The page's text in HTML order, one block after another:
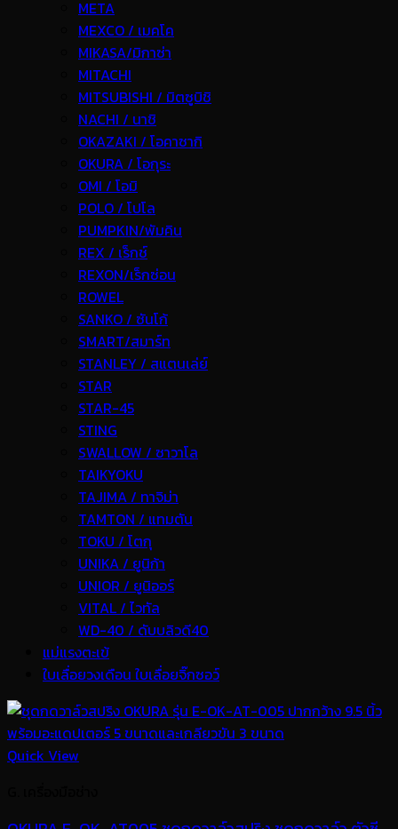
META
MEXCO / เมคโค
MIKASA/มิกาซ่า
MITACHI
MITSUBISHI / มิตซูบิชิ
NACHI / นาชิ
OKAZAKI / โอคาซากิ
OKURA / โอกุระ
OMI / โอมิ
POLO / โปโล
PUMPKIN/พัมคิน
REX / เร็กช์
REXON/เร็กซ่อน
ROWEL
SANKO / ซันโก้
SMART/สมาร์ท
STANLEY / สแตนเล่ย์
STAR
STAR-45
STING
SWALLOW / ซาวาโล
TAIKYOKU
TAJIMA / ทาจิม่า
TAMTON / แทมตัน
TOKU / โตกุ
UNIKA / ยูนิก้า
UNIOR / ยูนิออร์
VITAL / ไวทัล
WD-40 / ดับบลิวดี40
แม่แรงตะเข้
ใบเลื่อยวงเดือน ใบเลื่อยจิ๊กซอว์
Quick View